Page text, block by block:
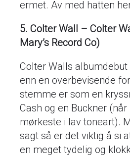
ermet. Av med hatten
5. Colter Wall – Colter
Mary’s Record Co)
Colter Walls
enn en overbevisende
stemme er som en
Cash og en Buckner
mørkeste i lav toneart).
sagt så er det viktig å si
en meget tydelig og